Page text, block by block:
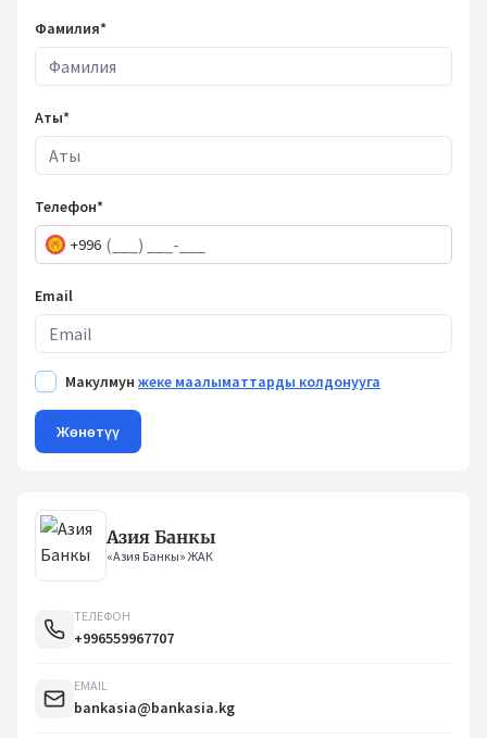
Фамилия*
Аты*
Телефон*
+996
Email
Макулмун жеке маалыматтарды колдонууга
Жөнөтүү
Азия Банкы
«Азия Банкы» ЖАК
ТЕЛЕФОН
+996559967707
EMAIL
bankasia@bankasia.kg